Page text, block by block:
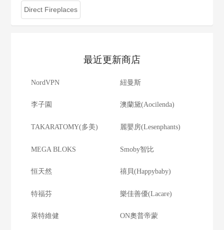
Direct Fireplaces
最近更新商店
NordVPN 紐曼斯
李子園 澳蘭黛(Aocilenda)
TAKARATOMY(多美) 麗嬰房(Lesenphants)
MEGA BLOKS Smoby智比
恒天然 禧貝(Happybaby)
特福芬 樂佳善優(Lacare)
萊特維健 ON奧普帝蒙